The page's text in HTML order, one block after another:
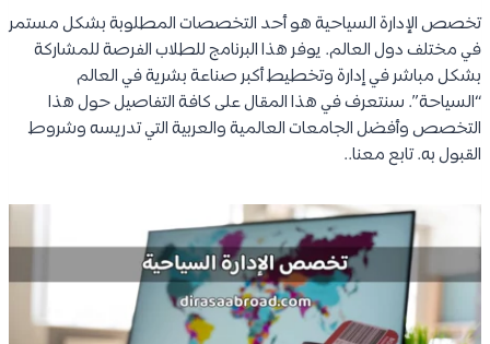
تخصص الإدارة السياحية هو أحد التخصصات المطلوبة بشكل مستمر
في مختلف دول العالم. يوفر هذا البرنامج للطلاب الفرصة للمشاركة
بشكل مباشر في إدارة وتخطيط أكبر صناعة بشرية في العالم
“السياحة”. سنتعرف في هذا المقال على كافة التفاصيل حول هذا
التخصص وأفضل الجامعات العالمية والعربية التي تدريسه وشروط
القبول به. تابع معنا..